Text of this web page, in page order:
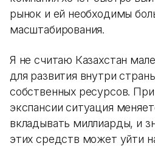
рынок и ей необходимы
масштабирования.
Я не считаю Казахстан
для развития внутри
собственных ресурсов. При
экспансии ситуация
вкладывать миллиарды, и
этих средств может уйти